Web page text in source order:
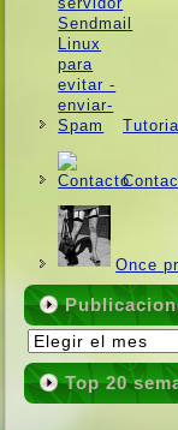
Once
Publicaciones
Top 20